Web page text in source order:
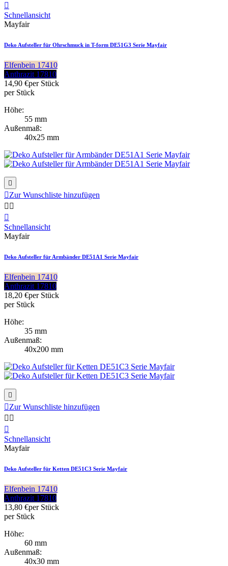

Schnellansicht
Mayfair
Deko Aufsteller für Ohrschmuck in T-form DE51G3 Serie Mayfair
Elfenbein 17410
Anthrazit 17810
14,90 €per Stück
per Stück
Höhe:
55 mm
Außenmaß:
40x25 mm

Zur Wunschliste hinzufügen
 

Schnellansicht
Mayfair
Deko Aufsteller für Armbänder DE51A1 Serie Mayfair
Elfenbein 17410
Anthrazit 17810
18,20 €per Stück
per Stück
Höhe:
35 mm
Außenmaß:
40x200 mm

Zur Wunschliste hinzufügen
 

Schnellansicht
Mayfair
Deko Aufsteller für Ketten DE51C3 Serie Mayfair
Elfenbein 17410
Anthrazit 17810
13,80 €per Stück
per Stück
Höhe:
60 mm
Außenmaß:
40x30 mm